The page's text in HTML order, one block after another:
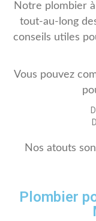
Notre plombier
tout-au-long
conseils utiles
Vous pouvez
Nos atouts
Plombier